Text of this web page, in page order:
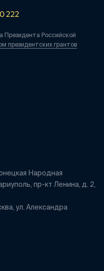
222
Президента Российской
президентских грантов
Народная
пр-кт Ленина, д. 2,
ул. Александра